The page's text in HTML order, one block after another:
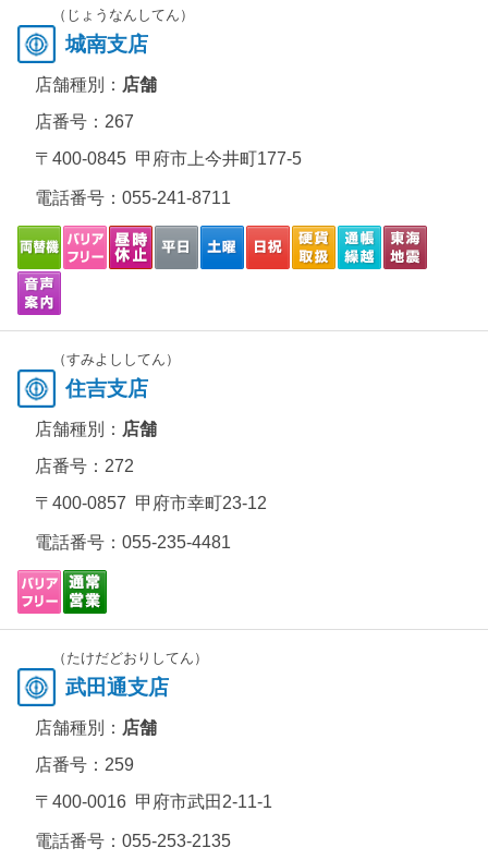
（じょうなんしてん）
城南支店
店舗種別： 店舗
店番号：267
〒400-0845 甲府市上今井町177-5
電話番号： 055-241-8711
（すみよししてん）
住吉支店
店舗種別： 店舗
店番号：272
〒400-0857 甲府市幸町23-12
電話番号： 055-235-4481
（たけだどおりしてん）
武田通支店
店舗種別： 店舗
店番号：259
〒400-0016 甲府市武田2-11-1
電話番号： 055-253-2135